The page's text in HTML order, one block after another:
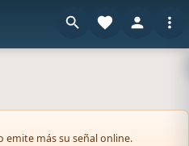
emite más su señal online.